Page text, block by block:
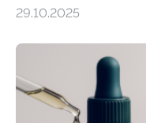
Forschende die
Region Kachin in
ausgezeichnetem
Art einer neuen
nun den Namen
29.10.2025